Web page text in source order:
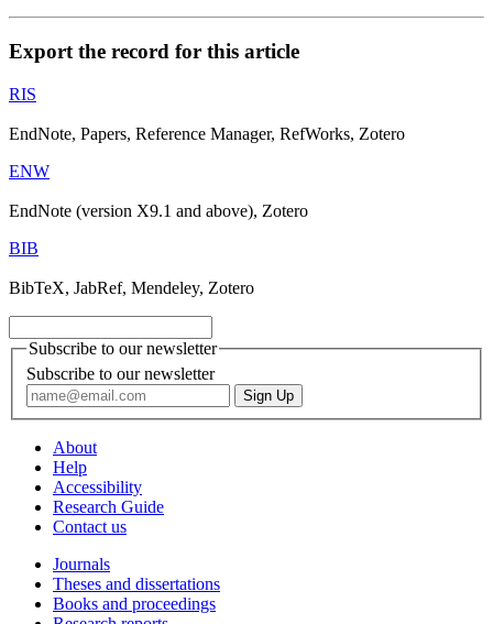
Export the record for this article
RIS
EndNote, Papers, Reference Manager, RefWorks, Zotero
ENW
EndNote (version X9.1 and above), Zotero
BIB
BibTeX, JabRef, Mendeley, Zotero
Subscribe to our newsletter
Subscribe to our newsletter
About
Help
Accessibility
Research Guide
Contact us
Journals
Theses and dissertations
Books and proceedings